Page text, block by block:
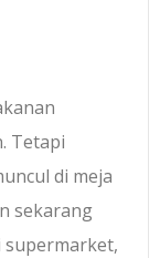
Tetapi
di meja
sekarang
supermarket,